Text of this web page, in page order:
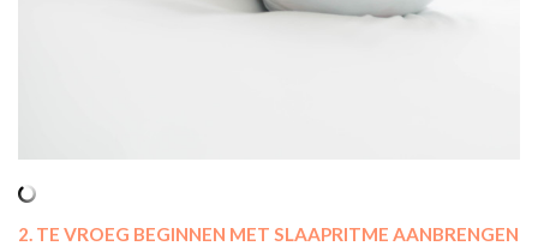
2. TE VROEG BEGINNEN MET SLAAPRITME AANBRENGEN